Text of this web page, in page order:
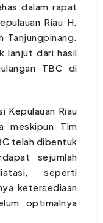
dalam rapat
Riau H.
Tanjungpinang.
lanjut dari hasil
TBC di
Kepulauan Riau
meskipun Tim
telah dibentuk
sejumlah
seperti
ketersediaan
optimalnya